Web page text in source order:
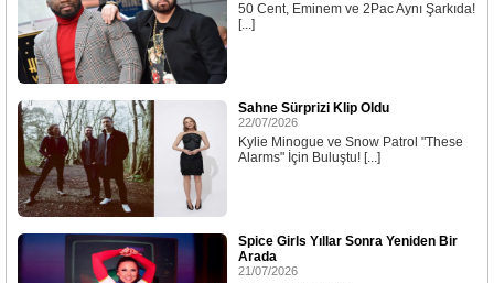
50 Cent, Eminem ve 2Pac Aynı Şarkıda!
[...]
Sahne Sürprizi Klip Oldu
22/07/2026
Kylie Minogue ve Snow Patrol "These
Alarms" İçin Buluştu! [...]
Spice Girls Yıllar Sonra Yeniden Bir
Arada
21/07/2026